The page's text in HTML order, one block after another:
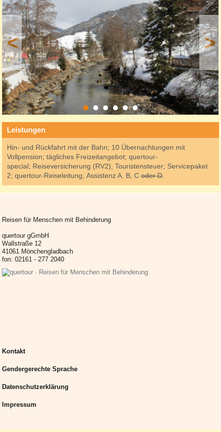
< >
Leistungen
Hin- und Rückfahrt mit der Bahn; 10 Übernachtungen mit
Vollpension; tägliches Freizeitangebot; quertour-
special; Reiseversicherung (RV2); Touristensteuer; Servicepaket
2; quertour-Reiseleitung; Assistenz A, B, Coder D.
Reisen für Menschen mit Behinderung
quertour gGmbH
Wallstraße 12
41061 Mönchengladbach
fon: 02161 - 277 2040
Kontakt
Gendergerechte Sprache
Datenschutzerklärung
Impressum